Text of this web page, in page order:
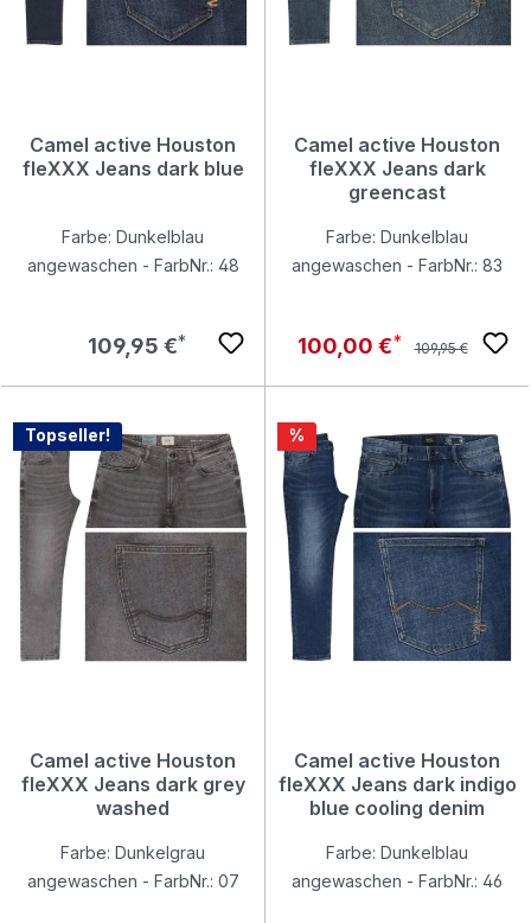
Camel active Houston
fleXXX Jeans dark blue
Farbe: Dunkelblau
angewaschen - FarbNr.: 48
Regulärer Preis:
109,95 €
Camel active Houston
fleXXX Jeans dark
greencast
Farbe: Dunkelblau
angewaschen - FarbNr.: 83
Verkaufspreis:
100,00 € Regulärer Preis:
109,95 €
Topseller!
Camel active Houston
fleXXX Jeans dark grey
washed
Farbe: Dunkelgrau
angewaschen - FarbNr.: 07
Rabatt
%
Camel active Houston
fleXXX Jeans dark indigo
blue cooling denim
Farbe: Dunkelblau
angewaschen - FarbNr.: 46